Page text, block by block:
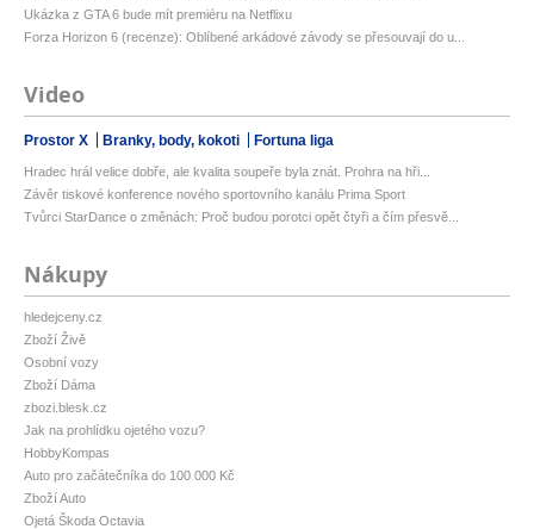
Ukázka z GTA 6 bude mít premiéru na Netflixu
Forza Horizon 6 (recenze): Oblíbené arkádové závody se přesouvají do u...
Video
Prostor X Branky, body, kokoti Fortuna liga
Hradec hrál velice dobře, ale kvalita soupeře byla znát. Prohra na hři...
Závěr tiskové konference nového sportovního kanálu Prima Sport
Tvůrci StarDance o změnách: Proč budou porotci opět čtyři a čím přesvě...
Nákupy
hledejceny.cz
Zboží Živě
Osobní vozy
Zboží Dáma
zbozi.blesk.cz
Jak na prohlídku ojetého vozu?
HobbyKompas
Auto pro začátečníka do 100 000 Kč
Zboží Auto
Ojetá Škoda Octavia